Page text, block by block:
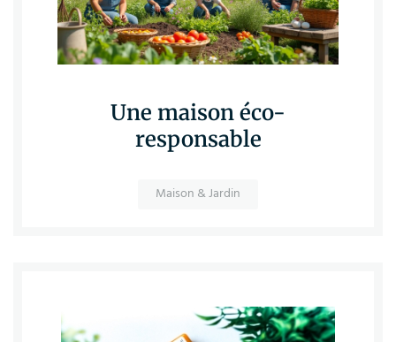
Une maison éco-
responsable
Maison & Jardin